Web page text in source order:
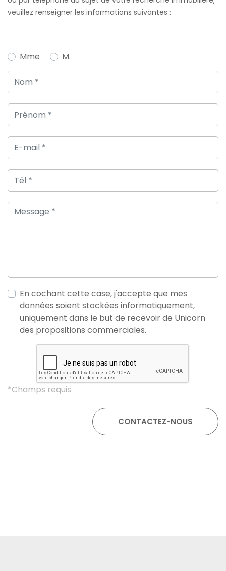
veuillez renseigner les informations suivantes :
Mme M.
En cochant cette case, j'accepte que mes
données soient stockées informatiquement,
uniquement dans le but de recevoir de Unicorn
des propositions commerciales.
*Champs requis